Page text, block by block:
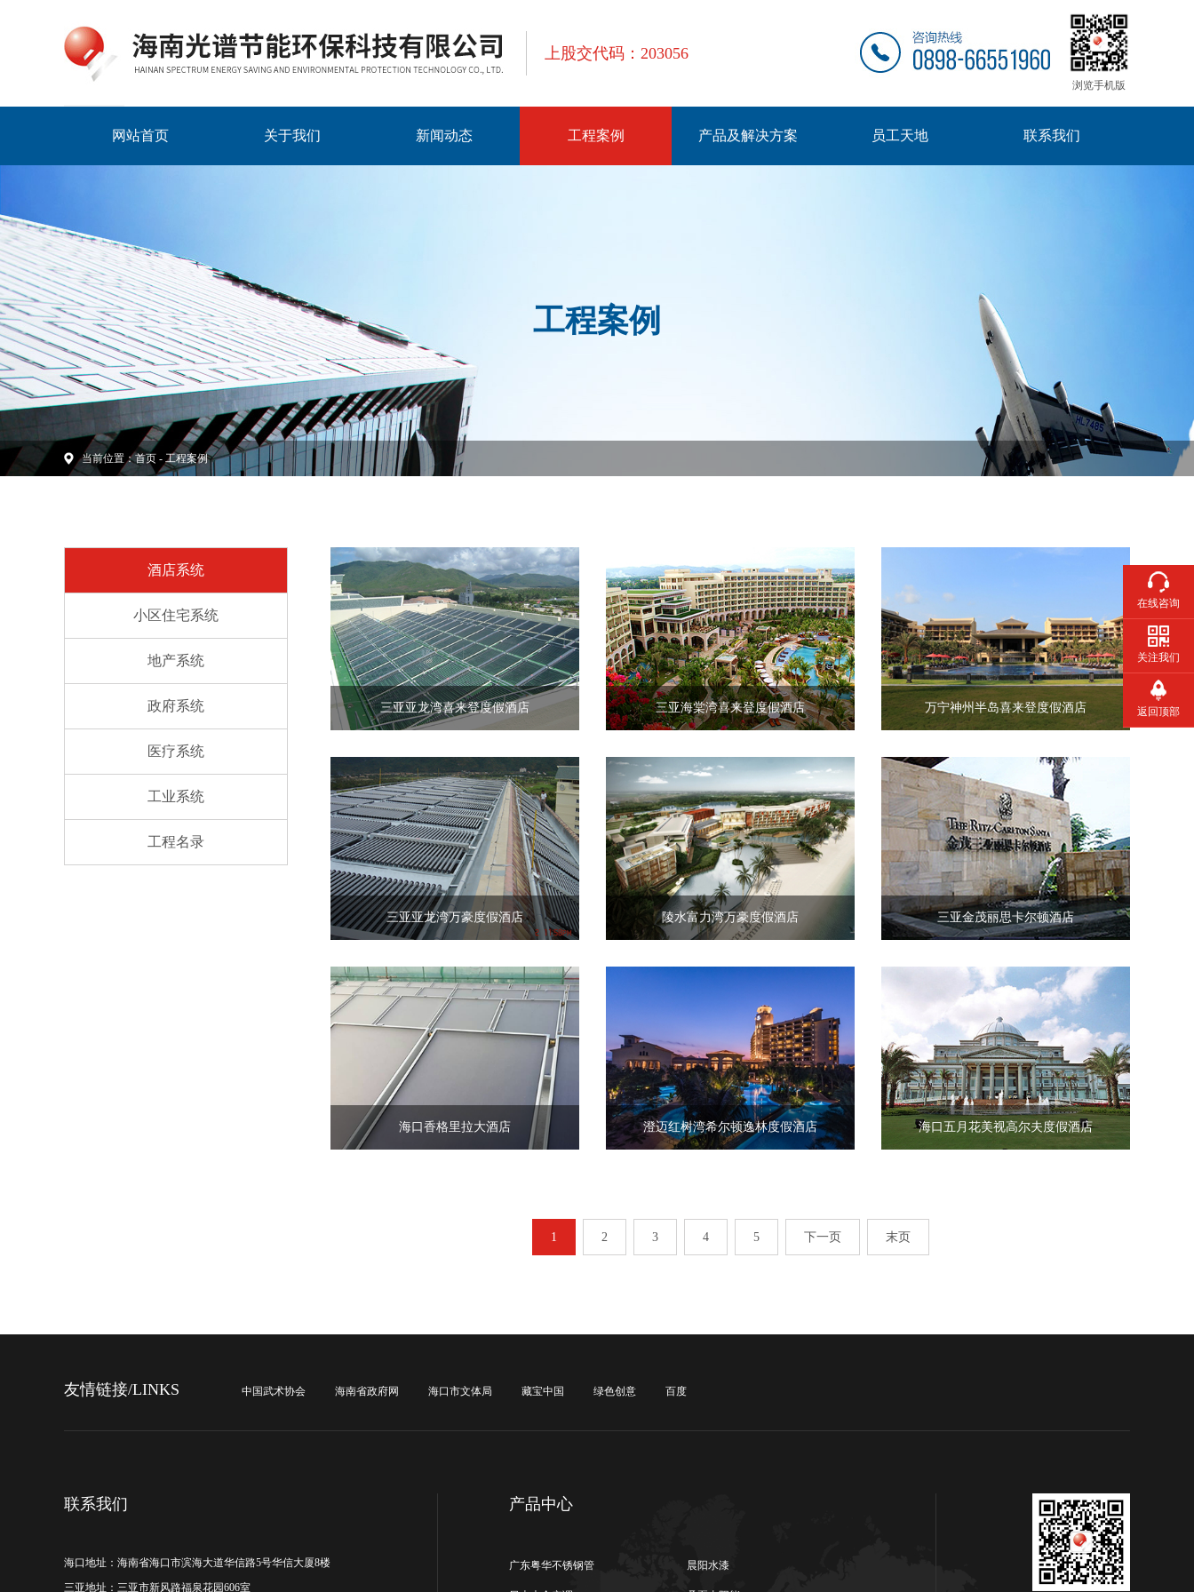
上股交代码：203056
浏览手机版
网站首页 关于我们 新闻动态 工程案例 产品及解决方案 员工天地 联系我们
工程案例
当前位置：首页 - 工程案例
酒店系统
小区住宅系统
地产系统
政府系统
医疗系统
工业系统
工程名录
三亚亚龙湾喜来登度假酒店 三亚海棠湾喜来登度假酒店 万宁神州半岛喜来登度假酒店
三亚亚龙湾万豪度假酒店 陵水富力湾万豪度假酒店 三亚金茂丽思卡尔顿酒店
海口香格里拉大酒店 澄迈红树湾希尔顿逸林度假酒店 海口五月花美视高尔夫度假酒店
1 2 3 4 5 下一页 末页
友情链接/LINKS 中国武术协会 海南省政府网 海口市文体局 藏宝中国 绿色创意 百度
联系我们
海口地址：海南省海口市滨海大道华信路5号华信大厦8楼
三亚地址：三亚市新风路福泉花园606室
产品中心
广东粤华不锈钢管 晨阳水漆
在线咨询
关注我们
返回顶部